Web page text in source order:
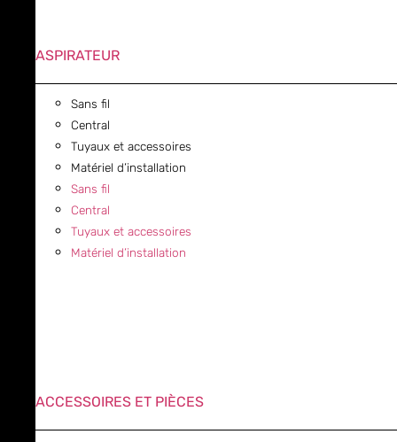
ASPIRATEUR
Sans fil
Central
Tuyaux et accessoires
Matériel d’installation
Sans fil
Central
Tuyaux et accessoires
Matériel d’installation
ACCESSOIRES ET PIÈCES